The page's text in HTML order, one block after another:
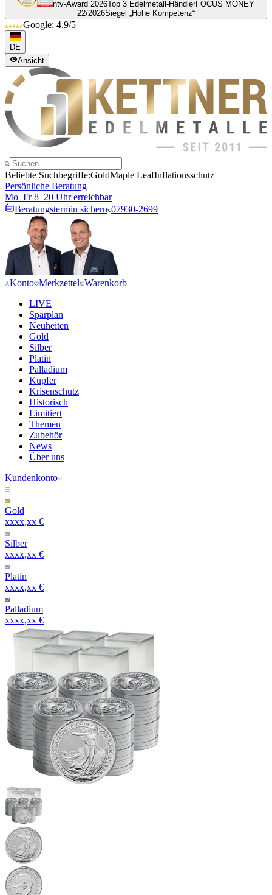
ntv-Award 2026Top 3 Edelmetall-HändlerFOCUS MONEY
22/2026Siegel „Hohe Kompetenz“
Google: 4,9/5
DE
Ansicht
Beliebte Suchbegriffe:GoldMaple LeafInflationsschutz
Persönliche Beratung
Mo–Fr 8–20 Uhr erreichbar
Beratungstermin sichern 07930-2699
Konto Merkzettel Warenkorb
LIVE
Sparplan
Neuheiten
Gold
Silber
Platin
Palladium
Kupfer
Krisenschutz
Historisch
Limitiert
Themen
Zubehör
News
Über uns
Kundenkonto
Gold
xxxx,xx €
Silber
xxxx,xx €
Platin
xxxx,xx €
Palladium
xxxx,xx €